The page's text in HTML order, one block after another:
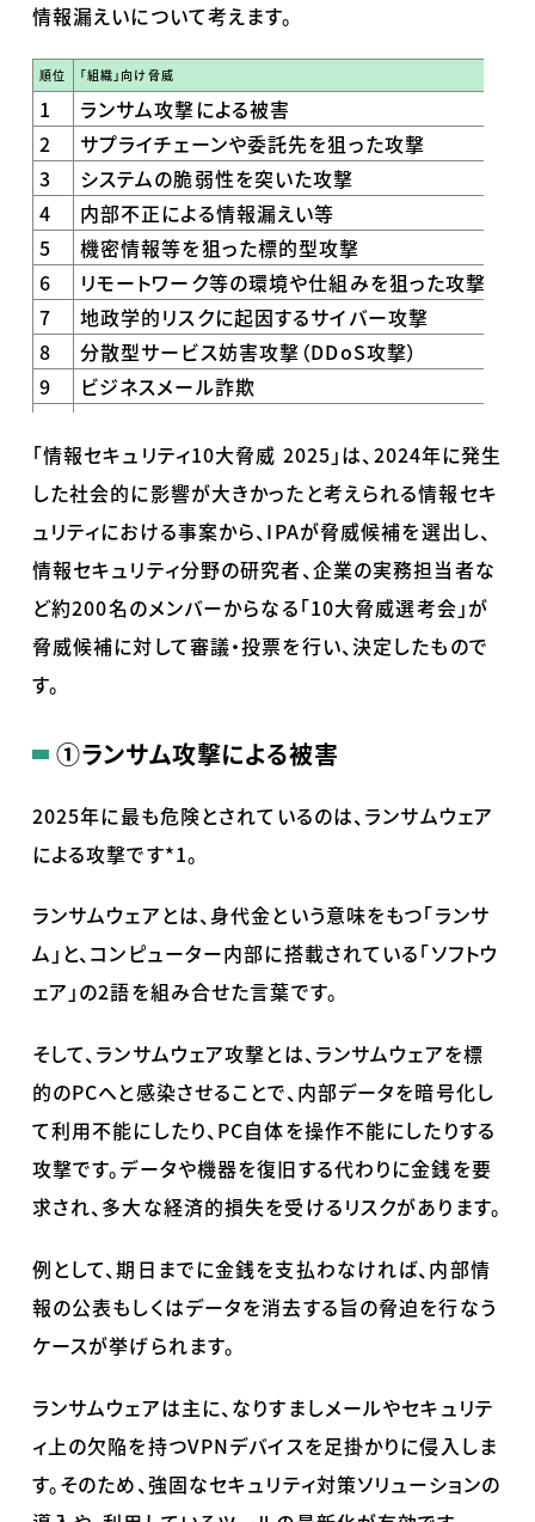
情報漏えいについて考えます。
順位 「組織」向け脅威
1 ランサム攻撃による被害
2
サプライチェーンや委託先を狙った攻撃
3
システムの脆弱性を突いた攻撃
4
内部不正による情報漏えい等
5
機密情報等を狙った標的型攻撃
6
リモートワーク等の環境や仕組みを狙った攻撃
7
地政学的リスクに起因するサイバー攻撃
8
分散型サービス妨害攻撃（DDoS攻撃）
9
ビジネスメール詐欺
「情報セキュリティ10大脅威 2025 」は、 2024年に発生
した社会的に影響が大きかったと考えられる情報セキ
ュリティにおける事案から、 IPAが脅威候補を選出し、
情報セキュリティ分野の研究者、企業の実務担当者な
ど約200名のメンバーからなる「10大脅威選考会」が
脅威候補に対して審議・投票を行い、決定したもので
す。
①ランサム攻撃による被害
2025年に最も危険とされているのは、ランサムウェア
による攻撃です*1。
ランサムウェアとは、身代金という意味をもつ「ランサ
ム」と、コンピューター内部に搭載されている「ソフトウ
ェア」の2語を組み合せた言葉です。
そして、ランサムウェア攻撃とは、ランサムウェアを標
的のPCへと感染させることで、内部データを暗号化し
て利用不能にしたり、 PC自体を操作不能にしたりする
攻撃です。データや機器を復旧する代わりに金銭を要
求され、多大な経済的損失を受けるリスクがあります。
例として、期日までに金銭を支払わなければ、内部情
報の公表もしくはデータを消去する旨の脅迫を行なう
ケースが挙げられます。
ランサムウェアは主に、なりすましメールやセキュリテ
ィ上の欠陥を持つVPNデバイスを足掛かりに侵入しま
す。そのため、強固なセキュリティ対策ソリューションの